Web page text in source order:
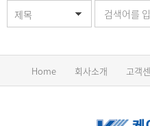
제목
Home 회사소개 고객